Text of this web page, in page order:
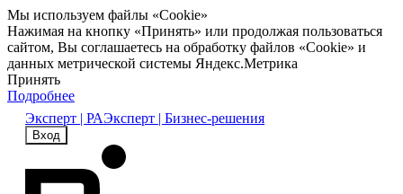
Мы используем файлы «Cookie»
Нажимая на кнопку «Принять» или продолжая пользоваться
сайтом, Вы соглашаетесь на обработку файлов «Cookie» и
данных метрической системы Яндекс.Метрика
Принять
Подробнее
Эксперт | РАЭксперт | Бизнес-решения
Вход